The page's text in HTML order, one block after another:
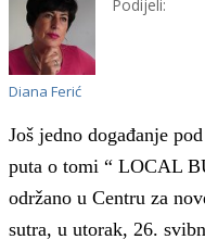
Diana Ferić
Podijeli:
Još jedno događanje
puta o tomi “ LOCAL
održano u Centru za
sutra, u utorak, 26.